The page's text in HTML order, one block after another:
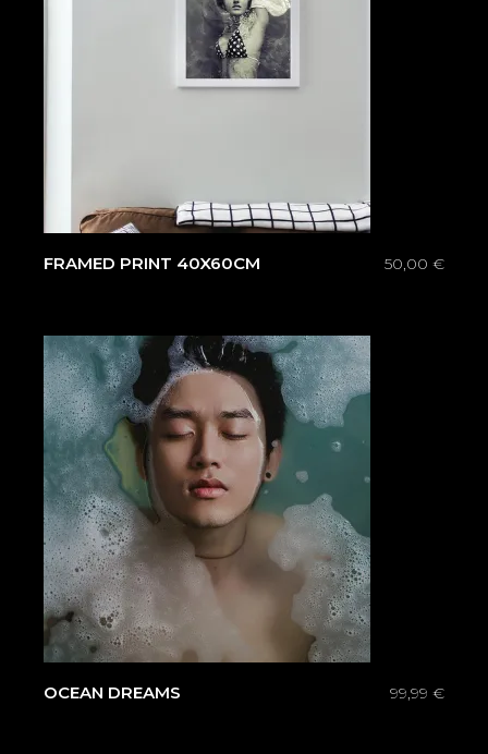
FRAMED PRINT 40X60CM 50,00 €
OCEAN DREAMS 99,99 €